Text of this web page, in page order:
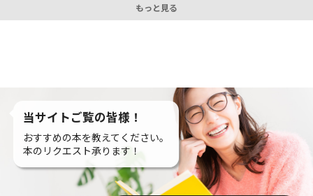
もっと見る
当サイトご覧の皆様！
おすすめの本を教えてください。
本のリクエスト承ります！